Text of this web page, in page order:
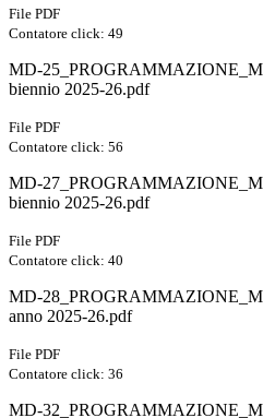
File PDF
Contatore click: 49
MD-
biennio 2025-26.pdf
File PDF
Contatore click: 56
MD-
biennio 2025-26.pdf
File PDF
Contatore click: 40
MD-
anno 2025-26.pdf
File PDF
Contatore click: 36
MD-